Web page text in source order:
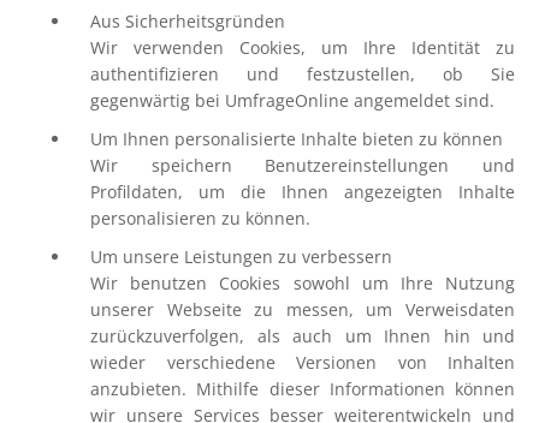
Aus Sicherheitsgründen
Wir verwenden Cookies, um Ihre Identität zu
authentifizieren und festzustellen, ob Sie
gegenwärtig bei UmfrageOnline angemeldet sind.
Um Ihnen personalisierte Inhalte bieten zu können
Wir speichern Benutzereinstellungen und
Profildaten, um die Ihnen angezeigten Inhalte
personalisieren zu können.
Um unsere Leistungen zu verbessern
Wir benutzen Cookies sowohl um Ihre Nutzung
unserer Webseite zu messen, um Verweisdaten
zurückzuverfolgen, als auch um Ihnen hin und
wieder verschiedene Versionen von Inhalten
anzubieten. Mithilfe dieser Informationen können
wir unsere Services besser weiterentwickeln und